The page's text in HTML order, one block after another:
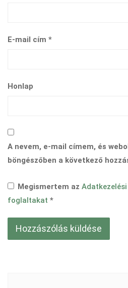
E-mail cím *
Honlap
A nevem, e-mail címem, és
böngészőben a következő
Megismertem az
foglaltakat *